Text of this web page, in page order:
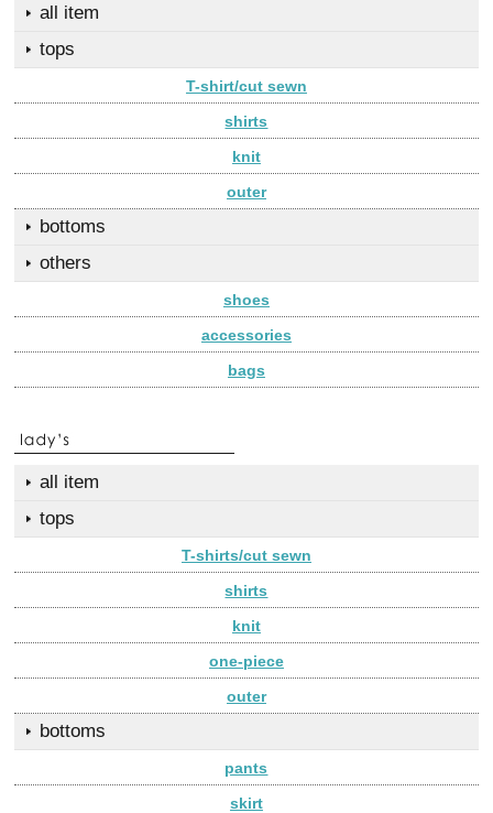
all item
tops
T-shirt/cut sewn
shirts
knit
outer
bottoms
others
shoes
accessories
bags
all item
tops
T-shirts/cut sewn
shirts
knit
one-piece
outer
bottoms
pants
skirt